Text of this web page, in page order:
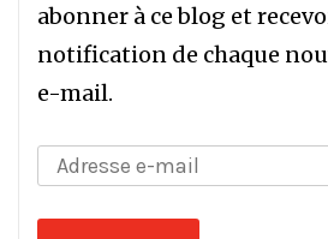
abonner à ce blog et
notification de chaque
e-mail.
Adresse